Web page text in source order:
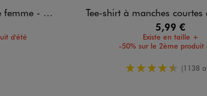
Celine Dion
d'été
Tee-shirt à manches courtes et col
5,99 €
Existe en taille +
-50% sur le 2ème produit
4.5/5 de(1138